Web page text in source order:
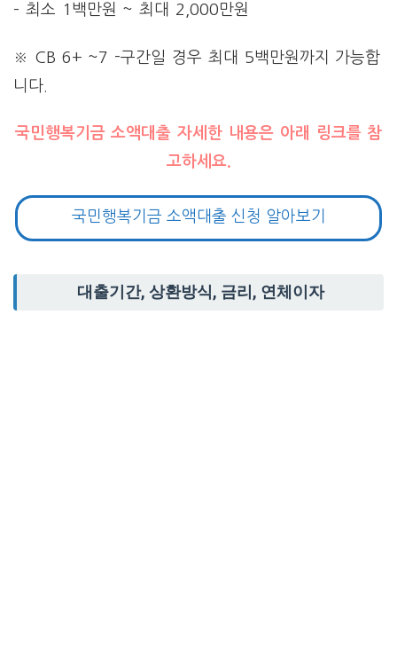
– 최소 1백만원 ~ 최대 2,000만원
※ CB 6+ ~7 -구간일 경우 최대 5백만원까지 가능합
니다.
국민행복기금 소액대출 자세한 내용은 아래 링크를 참
고하세요.
국민행복기금 소액대출 신청 알아보기
대출기간, 상환방식, 금리, 연체이자